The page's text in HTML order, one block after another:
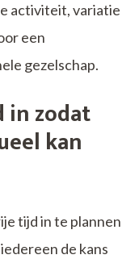
activiteit, variatie
een
gezelschap.
in zodat
kan
tijd in te plannen
de kans